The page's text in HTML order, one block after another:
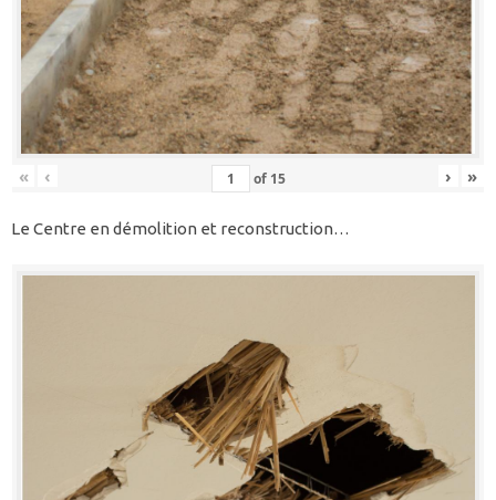
« ‹ of 15 › »
Le Centre en démolition et reconstruction…